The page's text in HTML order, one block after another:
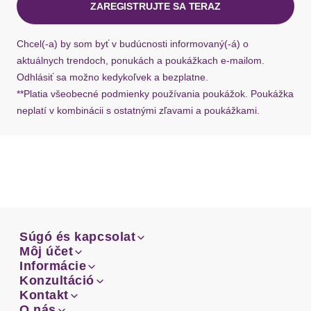
Ärmeldetails angeschnitten
Rumpfabschluss gerader Abschluss
Passform figurumspielend
Schnittdetails seitliche Raffungen
mit seitlicher Raffung, Jerseyshirt, Basic
Vzor: Jednofarebné
Výstrih: Lodičkový výstrih
Materiál: Džersej
ZAREGISTRUJTE SA TERAZ
Chcel(-a) by som byť v budúcnosti informovaný(-á) o
aktuálnych trendoch, ponukách a poukážkach e-mailom.
Odhlásiť sa možno kedykoľvek a bezplatne.
**Platia všeobecné podmienky používania poukážok. Poukážka
neplatí v kombinácii s ostatnými zľavami a poukážkami.
Súgó és kapcsolat
Email
Facebook
Súgó és kapcsolat
Email
Facebook
Môj účet
Prehľad objednávok
Môj účet
Prehľad objednávok
Informácie
Doprava
Informácie
Doprava
Konzultáció
Sprievodca-veľkosťami
Konzultáció
Kontakt
Kontakt